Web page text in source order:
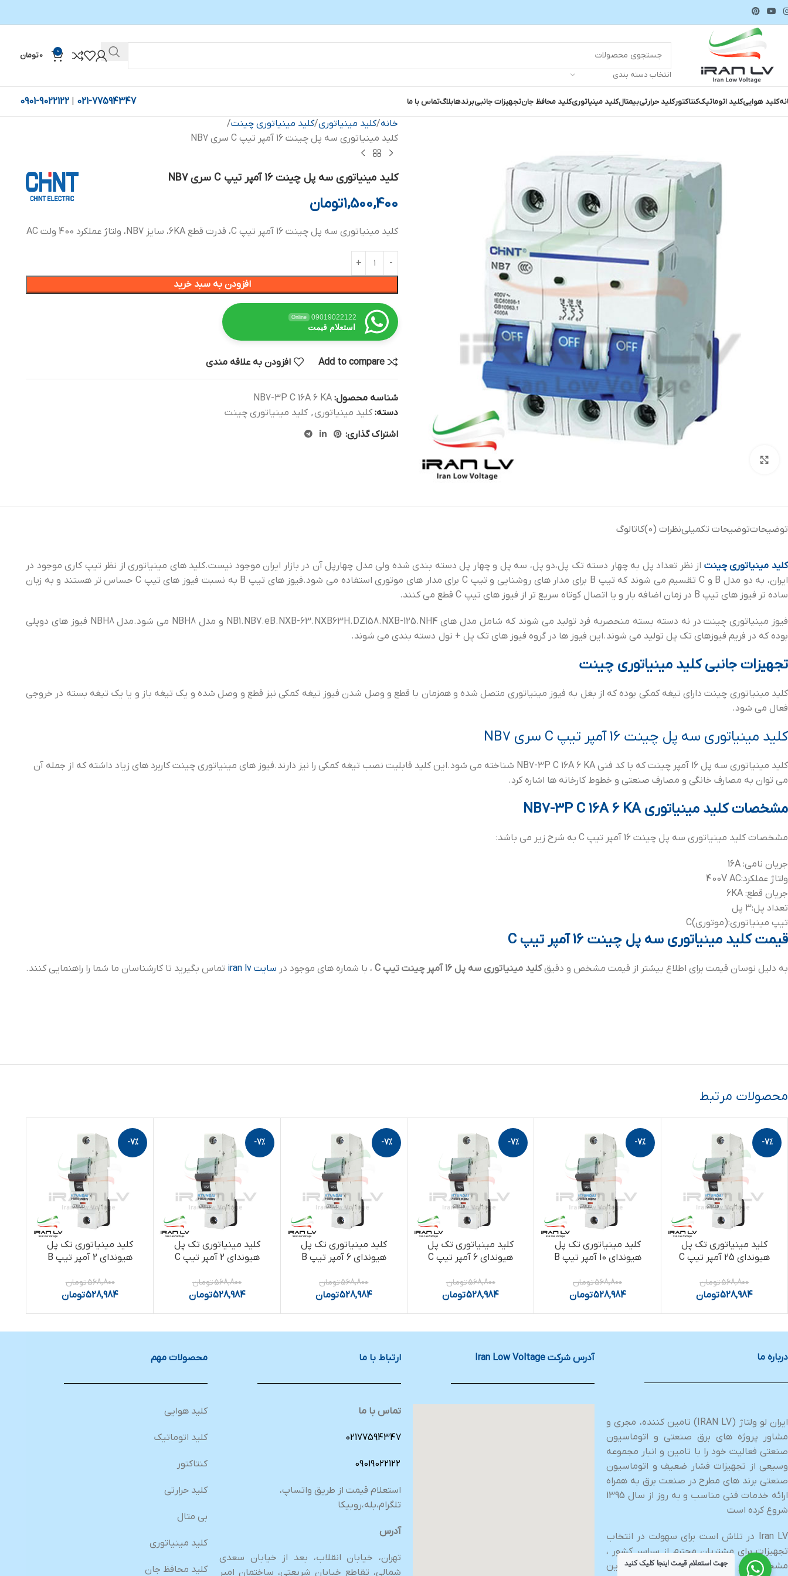
انتخاب دسته بندی
0
0تومان
کلید هواییکلید اتوماتیککنتاکتورکلید حرارتیبیمتالکلید مینیاتوریکلید محافظ جانتجهیزات جانبیبرندهابلاگتماس با ما 021-77594347
0901-9022122
خانه کلید مینیاتوری کلید مینیاتوری چینت
کلید مینیاتوری سه پل چینت 16 آمپر تیپ C سری NB7
کلید مینیاتوری سه پل چینت 16 آمپر تیپ C سری NB7
1,500,400تومان
کلید مینیاتوری سه پل چینت 16 آمپر تیپ C، قدرت قطع 6KA، سایز NB7، ولتاژ عملکرد 400 ولت AC
افزودن به سبد خرید
09019022122
Online
استعلام قیمت
Add to compare افزودن به علاقه مندی
شناسه محصول: NB7-3P C 16A 6 KA
دسته: کلید مینیاتوری, کلید مینیاتوری چینت
اشتراک گذاری:
توضیحاتتوضیحات تکمیلینظرات (0) کاتالوگ
کلید مینیاتوریچینت از نظر تعداد پل به چهار دسته تک پل،دو پل، سه پل و چهار پل دسته بندی شده ولی مدل چهارپل آن در بازار ایران موجود نیست.کلید های مینیاتوری از نظر تیپ کاری موجود در
ایران، به دو مدل B و C تقسیم می شوند که تیپ B برای مدار های روشنایی و تیپ C برای مدار های موتوری استفاده می شود.فیوز های تیپ B به نسبت فیوز های تیپ C حساس تر هستند و به زبان
ساده تر فیوز های تیپ B در زمان اضافه بار و یا اتصال کوتاه سریع تر از فیوز های تیپ C قطع می کنند.
فیوز مینیاتوری چینت در نه دسته بسته منحصربه فرد تولید می شوند که شامل مدل های NB1.NB7.eB.NXB-63.NXB63H.DZ158.NXB-125.NH4 و مدل NBH8 می شود.مدل NBH8 فیوز های دوپلی
بوده که در فریم فیوزهای تک پل تولید می شوند.این فیوز ها در گروه فیوز های تک پل + نول دسته بندی می شوند.
تجهیزات جانبی کلید مینیاتوری چینت
کلید مینیاتوری چینت دارای تیغه کمکی بوده که از بغل به فیوز مینیاتوری متصل شده و همزمان با قطع و وصل شدن فیوز تیغه کمکی نیز قطع و وصل شده و یک تیغه باز و یا یک تیغه بسته در خروجی
فعال می شود.
کلید مینیاتوری سه پل چینت 16 آمپر تیپ C سری NB7
کلید مینیاتوری سه پل 16 آمپر چینت که با کد فنی NB7-3P C 16A 6 KA شناخته می شود.این کلید قابلیت نصب تیغه کمکی را نیز دارند.فیوز های مینیاتوری چینت کاربرد های زیاد داشته که از جمله آن
می توان به مصارف خانگی و مصارف صنعتی و خطوط کارخانه ها اشاره کرد.
مشخصاتکلید مینیاتوری NB7-3P C 16A 6 KA
مشخصات کلید مینیاتوری سه پل چینت 16 آمپر تیپ C به شرح زیر می باشد:
جریان نامی: 16A
ولتاژ عملکرد:400V AC
جریان قطع: 6KA
تعداد پل:3 پل
تیپ مینیاتوری:(موتوری)C
قیمت کلید مینیاتوری سه پل چینت 16 آمپر تیپ C
به دلیل نوسان قیمت برای اطلاع بیشتر از قیمت مشخص و دقیقکلید مینیاتوری سه پل 16 آمپر چینت تیپ C ، با شماره های موجود در سایت iran lv تماس بگیرید تا کارشناسان ما شما را راهنمایی کنند.
محصولات مرتبط
-7%
کلید مینیاتوری تک پل
هیوندای 25 آمپر تیپ C
568,800تومان
528,984تومان
-7%
کلید مینیاتوری تک پل
هیوندای 10 آمپر تیپ B
568,800تومان
528,984تومان
-7%
کلید مینیاتوری تک پل
هیوندای 6 آمپر تیپ C
568,800تومان
528,984تومان
-7%
کلید مینیاتوری تک پل
هیوندای 6 آمپر تیپ B
568,800تومان
528,984تومان
-7%
کلید مینیاتوری تک پل
هیوندای 2 آمپر تیپ C
568,800تومان
528,984تومان
-7%
کلید مینیاتوری تک پل
هیوندای 2 آمپر تیپ B
568,800تومان
528,984تومان
درباره ما
ایران لو ولتاژ (IRAN LV) تامین کننده، مجری و
مشاور پروژه های برق صنعتی و اتوماسیون
صنعتی فعالیت خود را با تامین و انبار مجموعه
وسیعی از تجهیزات فشار ضعیف و اتوماسیون
صنعتی برند های مطرح در صنعت برق به همراه
ارائه خدمات فنی مناسب و به روز از سال 1395
شروع کرده است
Iran LV در تلاش است برای سهولت در انتخاب
تجهیزات برای مشتریان محترم از سراسر کشور ،
مشخصات و اطلاعات فنی آنها را به بهترین
آدرس شرکت Iran Low Voltage ارتباط با ما
تماس با ما
02177594347
09019022122
استعلام قیمت از طریق واتساپ،
تلگرام،بله،روبیکا
آدرس
تهران، خیابان انقلاب، بعد از خیابان سعدی
شمالی، تقاطع خیابان شریعتی، ساختمان امیر
محصولات مهم
کلید هوایی
کلید اتوماتیک
کنتاکتور
کلید حرارتی
بی متال
کلید مینیاتوری
کلید محافظ جان
جهت استعلام قیمت اینجا کلیک کنید